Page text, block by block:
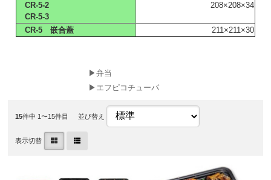
CR-5-2
CR-5-3
208×208×34
CR-5 嵌合蓋 211×211×30
▶弁当
▶エフピコチューパ
15件中 1〜15件目 並び替え
表示切替